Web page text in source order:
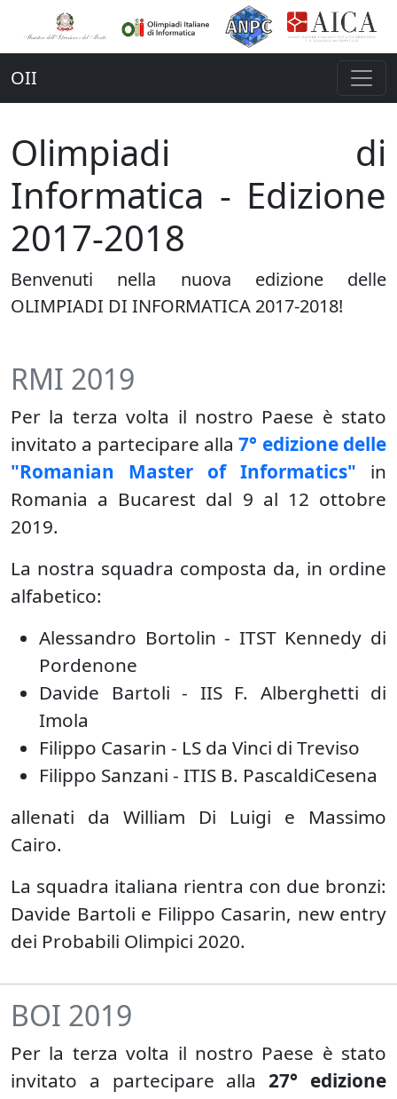
OII
Olimpiadi di
Informatica - Edizione
2017-2018
Benvenuti nella nuova edizione delle
OLIMPIADI DI INFORMATICA 2017-2018!
RMI 2019
Per la terza volta il nostro Paese è stato
invitato a partecipare alla7° edizione delle
"Romanian Master of Informatics" in
Romania a Bucarest dal 9 al 12 ottobre
2019.
La nostra squadra composta da, in ordine
alfabetico:
Alessandro Bortolin - ITST Kennedy di
Pordenone
Davide Bartoli - IIS F. Alberghetti di
Imola
Filippo Casarin - LS da Vinci di Treviso
Filippo Sanzani - ITIS B. PascaldiCesena
allenati da William Di Luigi e Massimo
Cairo.
La squadra italiana rientra con due bronzi:
Davide Bartoli e Filippo Casarin, new entry
dei Probabili Olimpici 2020.
BOI 2019
Per la terza volta il nostro Paese è stato
invitato a partecipare alla27° edizione